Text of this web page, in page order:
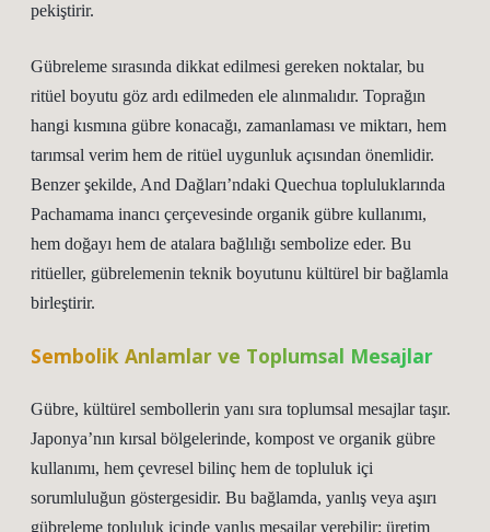
pekiştirir.
Gübreleme sırasında dikkat edilmesi gereken noktalar, bu
ritüel boyutu göz ardı edilmeden ele alınmalıdır. Toprağın
hangi kısmına gübre konacağı, zamanlaması ve miktarı, hem
tarımsal verim hem de ritüel uygunluk açısından önemlidir.
Benzer şekilde, And Dağları’ndaki Quechua topluluklarında
Pachamama inancı çerçevesinde organik gübre kullanımı,
hem doğayı hem de atalara bağlılığı sembolize eder. Bu
ritüeller, gübrelemenin teknik boyutunu kültürel bir bağlamla
birleştirir.
Sembolik Anlamlar ve Toplumsal Mesajlar
Gübre, kültürel sembollerin yanı sıra toplumsal mesajlar taşır.
Japonya’nın kırsal bölgelerinde, kompost ve organik gübre
kullanımı, hem çevresel bilinç hem de topluluk içi
sorumluluğun göstergesidir. Bu bağlamda, yanlış veya aşırı
gübreleme topluluk içinde yanlış mesajlar verebilir; üretim